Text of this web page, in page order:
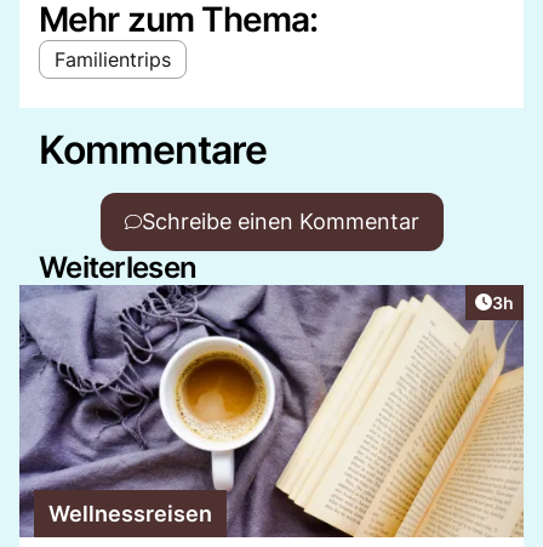
Mehr zum Thema:
Familientrips
Kommentare
Schreibe einen Kommentar
Weiterlesen
3h
Wellnessreisen